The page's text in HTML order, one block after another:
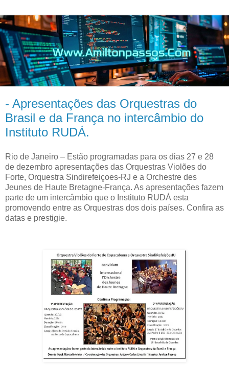
- Apresentações das Orquestras do
Brasil e da França no intercâmbio do
Instituto RUDÁ.
Rio de Janeiro – Estão programadas para os dias 27 e 28
de dezembro apresentações das Orquestras Violões do
Forte, Orquestra Sindirefeiçoes-RJ e a Orchestre des
Jeunes de Haute Bretagne-França. As apresentações fazem
parte de um intercâmbio que o Instituto RUDÁ esta
promovendo entre as Orquestras dos dois países. Confira as
datas e prestigie.